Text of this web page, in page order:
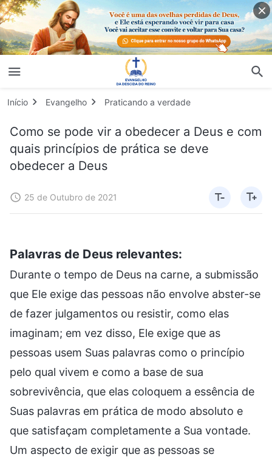
Início Evangelho Praticando a verdade
Como se pode vir a obedecer a Deus e com
quais princípios de prática se deve
obedecer a Deus
25 de Outubro de 2021
Palavras de Deus relevantes:
Durante o tempo de Deus na carne, a submissão
que Ele exige das pessoas não envolve abster-se
de fazer julgamentos ou resistir, como elas
imaginam; em vez disso, Ele exige que as
pessoas usem Suas palavras como o princípio
pelo qual vivem e como a base de sua
sobrevivência, que elas coloquem a essência de
Suas palavras em prática de modo absoluto e
que satisfaçam completamente a Sua vontade.
Um aspecto de exigir que as pessoas se